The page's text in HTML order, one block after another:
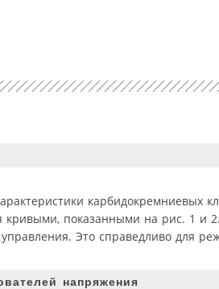
карбидокремниевых
кривыми, показанными на рис. 1 и
Это справедливо для
напряжения